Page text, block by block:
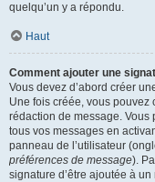
quelqu’un y a répondu.
Haut
Comment ajouter une
Vous devez d’abord créer
Une fois créée, vous pouvez
rédaction de message.
tous vos messages en
panneau de l’utilisateur
préférences de message).
signature d’être ajoutée à